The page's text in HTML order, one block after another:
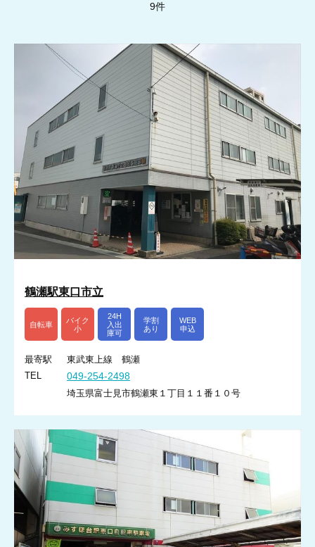
9件
鶴瀬駅東口市立
自転車
バイク
小
24H
入出
庫可
学割
あり
WEB
申込
最寄駅
東武東上線 鶴瀬
TEL
049-254-2498
埼玉県富士見市鶴瀬東１丁目１１番１０号